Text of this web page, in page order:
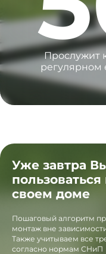
Прослужит
регулярном
Уже завтра
своем доме
Пошаговый алгоритм
монтаж вне
Также учитываем все
согласно нормам СНиП